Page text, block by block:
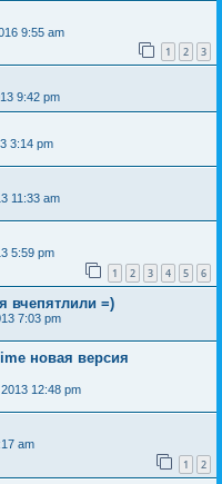
9:55 am
1 2 3
9:42 pm
3:14 pm
11:33 am
5:59 pm
1 2 3 4 5 6
вчепятлили =)
7:03 pm
новая версия
12:48 pm
am
1 2